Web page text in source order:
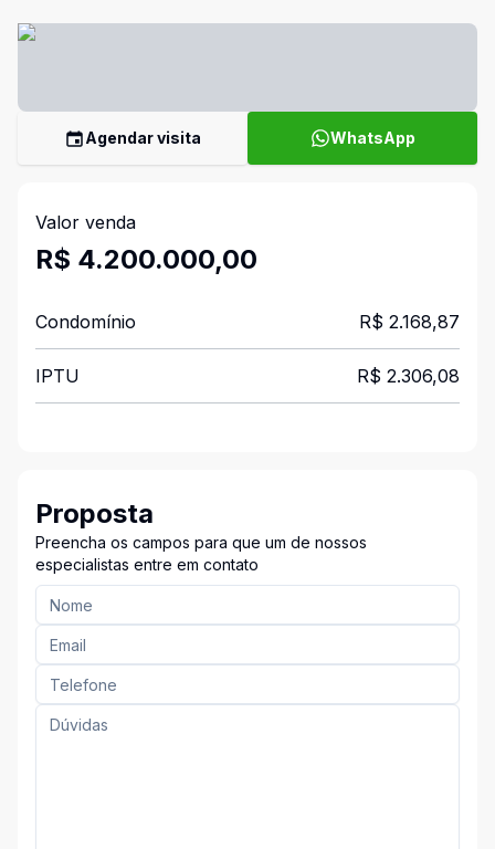
Agendar visita WhatsApp
Valor venda
R$ 4.200.000,00
Condomínio R$ 2.168,87
IPTU R$ 2.306,08
Proposta
Preencha os campos para que um de nossos
especialistas entre em contato